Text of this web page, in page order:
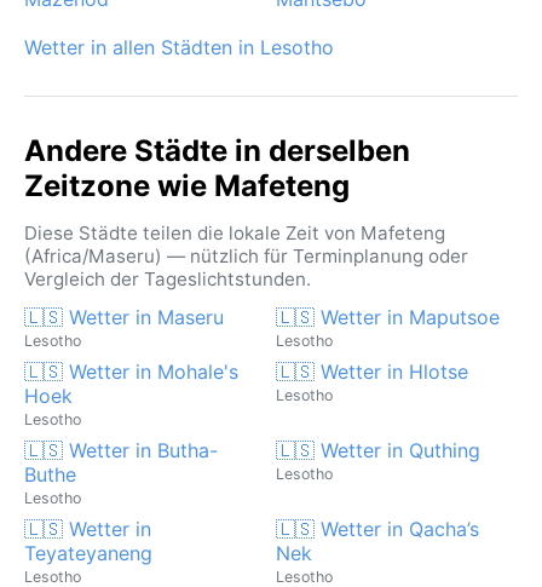
kommen. Schnee fällt selten, bleibt dann aber oft nur
kurz liegen. Mafetengs Klima ist geprägt von klaren
alle, die gemäßigte Temperaturen und eine
Wetter in allen Städten in Lesotho
Andere Städte in derselben
Zeitzone wie Mafeteng
Diese Städte teilen die lokale Zeit von Mafeteng
(Africa/Maseru) — nützlich für Terminplanung oder
Vergleich der Tageslichtstunden.
🇱🇸 Wetter in Maseru
Lesotho
🇱🇸 Wetter in Maputsoe
Lesotho
🇱🇸 Wetter in Mohale's
Hoek
Lesotho
🇱🇸 Wetter in Hlotse
Lesotho
🇱🇸 Wetter in Butha-
Buthe
Lesotho
🇱🇸 Wetter in Quthing
Lesotho
🇱🇸 Wetter in
Teyateyaneng
Lesotho
🇱🇸 Wetter in Qacha’s
Nek
Lesotho